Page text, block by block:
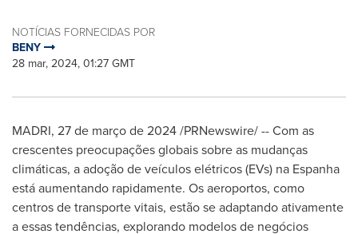
NOTÍCIAS FORNECIDAS POR
BENY
28 mar, 2024, 01:27 GMT
MADRI, 27 de março de 2024/PRNewswire/ -- Com as
crescentes preocupações globais sobre as mudanças
climáticas, a adoção de veículos elétricos (EVs) na Espanha
está aumentando rapidamente. Os aeroportos, como
centros de transporte vitais, estão se adaptando ativamente
a essas tendências, explorando modelos de negócios